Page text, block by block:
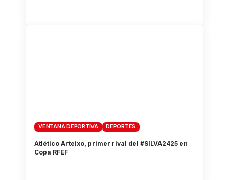
VENTANA DEPORTIVA DEPORTES
Atlético Arteixo, primer rival del #SILVA2425 en
Copa RFEF